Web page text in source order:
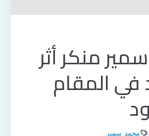
منكر أثر
المقام
محمد سمير